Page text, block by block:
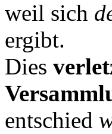
weil sich
ergibt.
Dies
entschied